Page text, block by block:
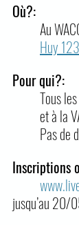
Où?:
Au
Huy
Pour qui?:
Tous
et à la
Pas de
Inscriptions
jusqu’au 20/